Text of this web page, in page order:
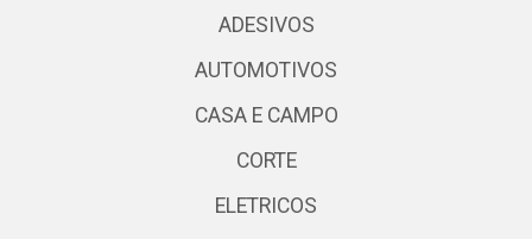
ADESIVOS
AUTOMOTIVOS
CASA E CAMPO
CORTE
ELETRICOS